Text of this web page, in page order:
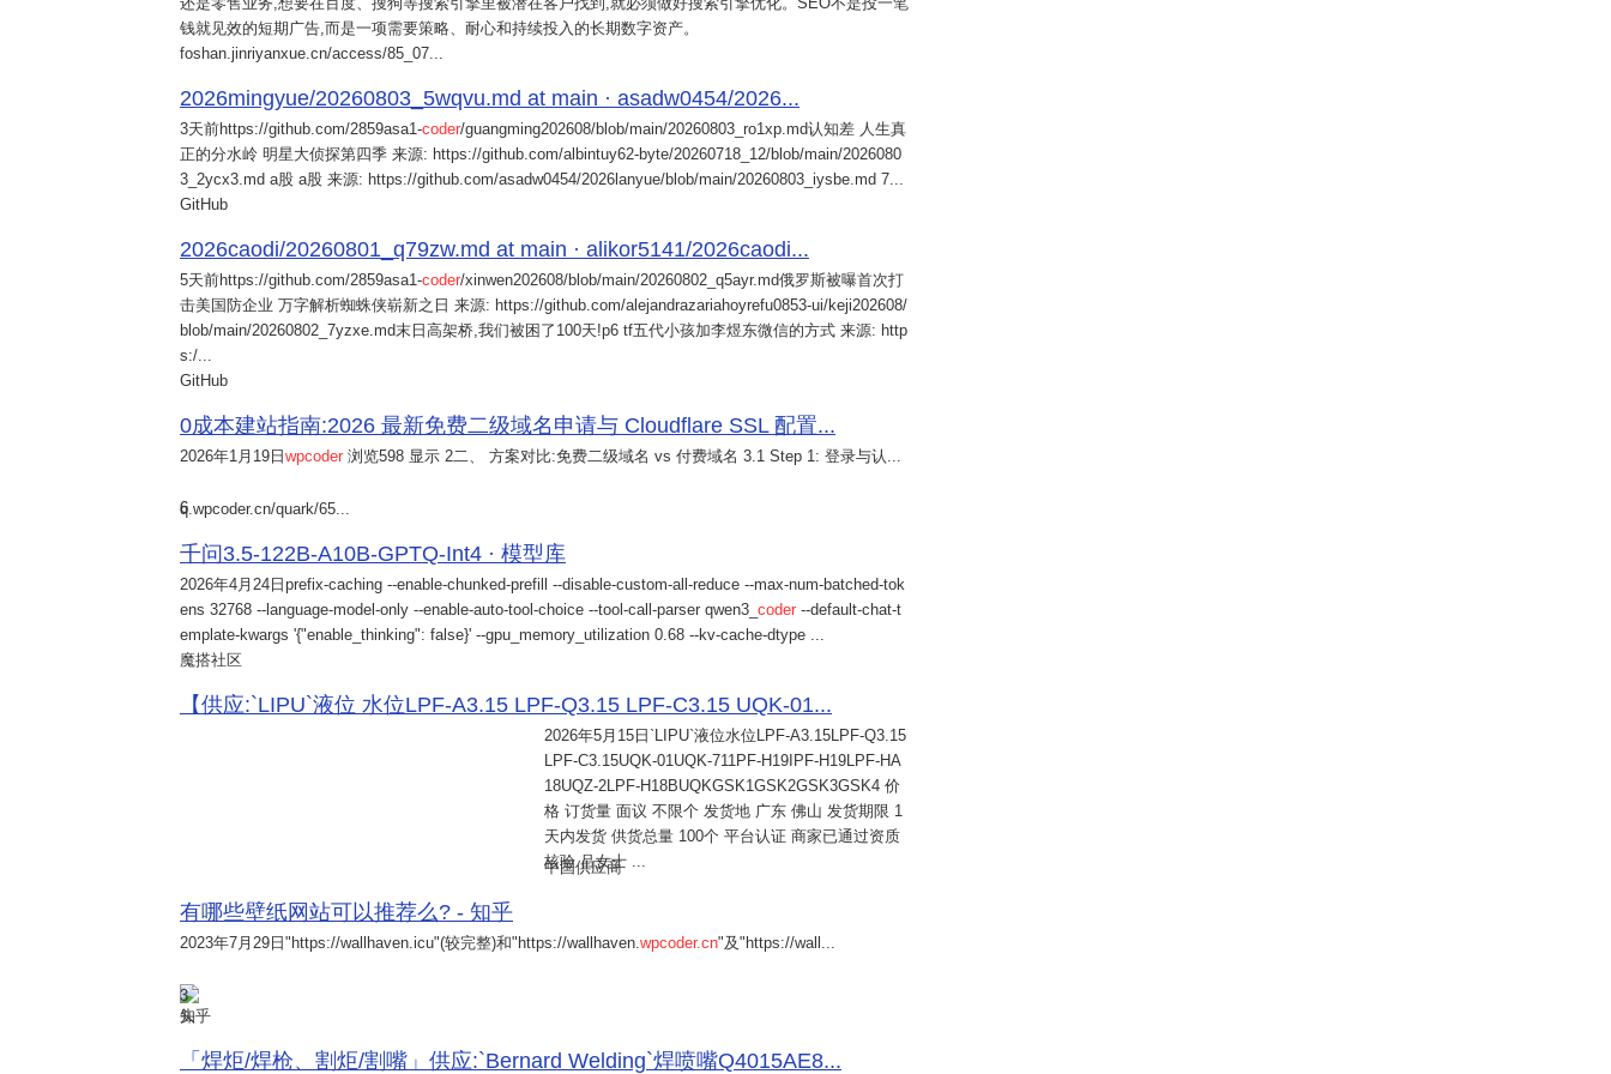
钱就见效的短期广告,而是一项需要策略、耐心和持续投入的长期数字资产。
foshan.jinriyanxue.cn/access/85_07...
2026mingyue/20260803_5wqvu.md at main · asadw0454/2026...
3天前https://github.com/2859asa1-coder/guangming202608/blob/main/20260803_ro1xp.md认知差 人生真
正的分水岭 明星大侦探第四季 来源: https://github.com/albintuy62-byte/20260718_12/blob/main/2026080
3_2ycx3.md a股 a股 来源: https://github.com/asadw0454/2026lanyue/blob/main/20260803_iysbe.md 7...
GitHub
2026caodi/20260801_q79zw.md at main · alikor5141/2026caodi...
5天前https://github.com/2859asa1-coder/xinwen202608/blob/main/20260802_q5ayr.md俄罗斯被曝首次打
击美国防企业 万字解析蜘蛛侠崭新之日 来源: https://github.com/alejandrazariahoyrefu0853-ui/keji202608/
blob/main/20260802_7yzxe.md末日高架桥,我们被困了100天!p6 tf五代小孩加李煜东微信的方式 来源: http
s:/...
GitHub
0成本建站指南:2026 最新免费二级域名申请与 Cloudflare SSL 配置...
2026年1月19日wpcoder 浏览598 显示 2二、 方案对比:免费二级域名 vs 付费域名 3.1 Step 1: 登录与认...
6
q.wpcoder.cn/quark/65...
千问3.5-122B-A10B-GPTQ-Int4 · 模型库
2026年4月24日 prefix-caching --enable-chunked-prefill --disable-custom-all-reduce --max-num-batched-tok
ens 32768 --language-model-only --enable-auto-tool-choice --tool-call-parser qwen3_ coder --default-chat-t
emplate-kwargs '{"enable_thinking": false}' --gpu_memory_utilization 0.68 --kv-cache-dtype ...
魔搭社区
【供应:`LIPU`液位 水位LPF-A3.15 LPF-Q3.15 LPF-C3.15 UQK-01...
2026年5月15日 `LIPU`液位水位LPF-A3.15LPF-Q3.15
LPF-C3.15UQK-01UQK-711PF-H19IPF-H19LPF-HA
18UQZ-2LPF-H18BUQKGSK1GSK2GSK3GSK4 价
格 订货量 面议 不限个 发货地 广东 佛山 发货期限 1
天内发货 供货总量 100个 平台认证 商家已通过资质
核验 吕女士 ...
中国供应商
有哪些壁纸网站可以推荐么? - 知乎
2023年7月29日 "https://wallhaven.icu"(较完整)和"https://wallhaven.wpcoder.cn"及"https://wall...
3
知乎
「焊炬/焊枪、割炬/割嘴」供应:`Bernard Welding`焊喷嘴Q4015AE8...